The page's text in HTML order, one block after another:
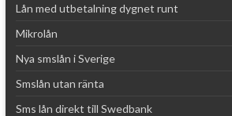
Lån med utbetalning dygnet runt
Mikrolån
Nya smslån i Sverige
Smslån utan ränta
Sms lån direkt till Swedbank